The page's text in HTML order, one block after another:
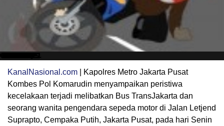
KanalNasional.com | Kapolres Metro Jakarta Pusat
Kombes Pol Komarudin menyampaikan peristiwa
kecelakaan terjadi melibatkan Bus TransJakarta dan
seorang wanita pengendara sepeda motor di Jalan Letjend
Suprapto, Cempaka Putih, Jakarta Pusat, pada hari Senin